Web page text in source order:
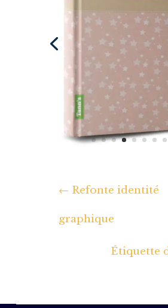
← Refonte identité
graphique
Étiquette